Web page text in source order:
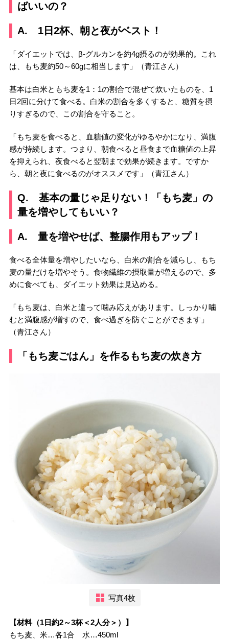
ばいいの？
A. 1日2杯、朝と夜がベスト！
「ダイエットでは、β-グルカンを約4g摂るのが効果的。これ
は、もち麦約50～60gに相当します」（青江さん）
基本は白米ともち麦を1：1の割合で混ぜて炊いたものを、1
日2回に分けて食べる。白米の割合を多くすると、糖質を摂
りすぎるので、この割合を守ること。
「もち麦を食べると、血糖値の変化がゆるやかになり、満腹
感が持続します。つまり、朝食べると昼食まで血糖値の上昇
を抑えられ、夜食べると翌朝まで効果が続きます。ですか
ら、朝と夜に食べるのがオススメです」（青江さん）
Q. 基本の量じゃ足りない！「もち麦」の
量を増やしてもいい？
A. 量を増やせば、整腸作用もアップ！
食べる全体量を増やしたいなら、白米の割合を減らし、もち
麦の量だけを増やそう。食物繊維の摂取量が増えるので、多
めに食べても、ダイエット効果は見込める。
「もち麦は、白米と違って噛み応えがあります。しっかり噛
むと満腹感が増すので、食べ過ぎを防ぐことができます」
（青江さん）
「もち麦ごはん」を作るもち麦の炊き方
写真4枚
【材料（1日約2～3杯＜2人分＞）】
もち麦、米…各1合 水…450ml